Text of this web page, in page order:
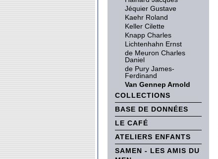
Jéquier Gustave
Kaehr Roland
Keller Cilette
Knapp Charles
Lichtenhahn Ernst
de Meuron Charles
Daniel
de Pury James-
Ferdinand
Van Gennep Arnold
COLLECTIONS
BASE DE DONNÉES
LE CAFÉ
ATELIERS ENFANTS
SAMEN - LES AMIS DU